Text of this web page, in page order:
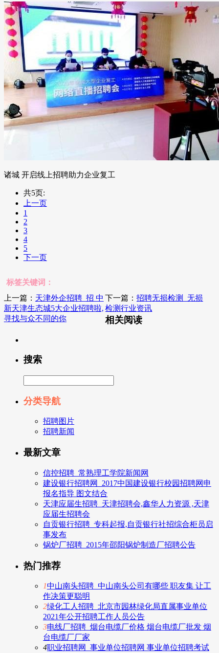
诸城 开启线上招聘助力企业复工
共5页:
上一页
1
2
3
4
5
下一页
标签关键词：
上一篇： 天津外企招聘_招 中
新天津生态城5大企业招聘啦,
寻找与众不同的你
下一篇：招聘无损检测_无损
检测行业资讯
相关阅读
搜索
分类导航
招聘图片
招聘新闻
最新文章
信控招聘_常熟理工学院新闻网
建设银行招聘网_2017中国建设银行校园招聘网申
报名指导 图文结合
天津应届生招聘_天津招聘会,鑫华人力资源 ,天津
应届生招聘会
自贡银行招聘_专科起报,自贡银行社招综合柜员启
事发布
锅炉厂招聘_2015年邵阳锅炉制造厂招聘公告
热门推荐
1中山南头招聘_中山南头公司有哪些 职友集 让工
作决策更聪明
2绿化工人招聘_北京市园林绿化局直属事业单位
2021年公开招聘工作人员公告
3电线厂招聘_烟台电缆厂价格 烟台电缆厂批发 烟
台电缆厂厂家
4职业招聘网_事业单位招聘网 事业单位招聘考试